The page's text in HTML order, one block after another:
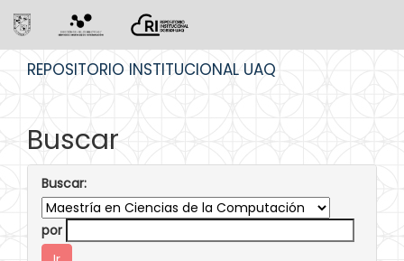
REPOSITORIO INSTITUCIONAL UAQ
Buscar
Buscar:
por